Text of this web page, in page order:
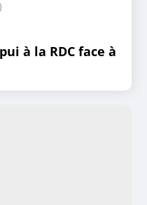
à la RDC face à